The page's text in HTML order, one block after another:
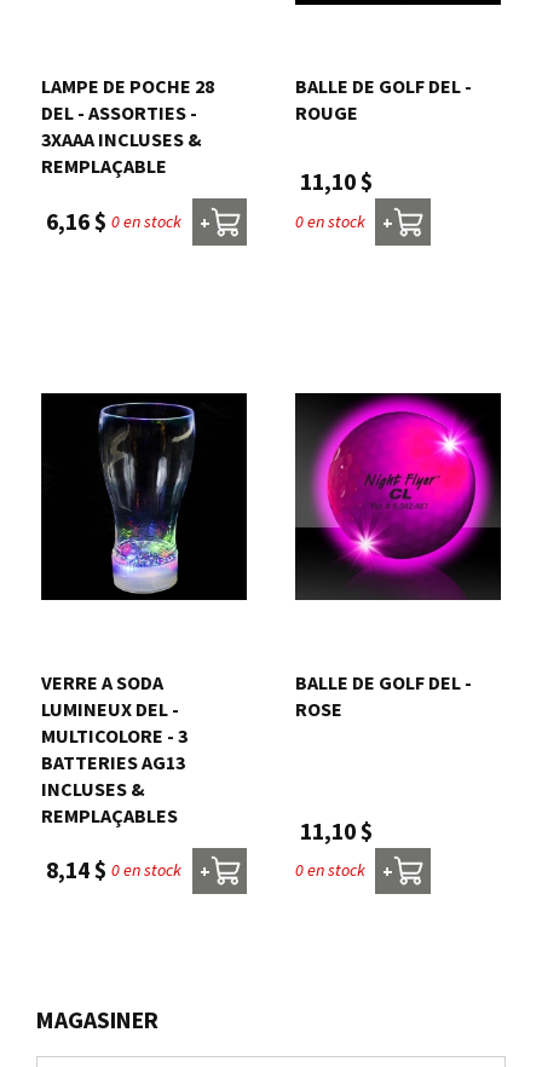
MAGASINER
LAMPE DE POCHE 28
DEL - ASSORTIES -
3XAAA INCLUSES &
REMPLAÇABLE
6,16 $ 0 en stock +
BALLE DE GOLF DEL -
ROUGE
11,10 $
0 en stock +
VERRE A SODA
LUMINEUX DEL -
MULTICOLORE - 3
BATTERIES AG13
INCLUSES &
REMPLAÇABLES
8,14 $ 0 en stock +
BALLE DE GOLF DEL -
ROSE
11,10 $
0 en stock +